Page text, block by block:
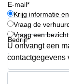
Coworking
space
Zwolle
Coworking
Haarlem
Kantoor
E-mail*
Bedrijf*
Telefoonnummer*
Krijg informatie
Vraag de
Vraag een
U ontvangt een
contactgegevens